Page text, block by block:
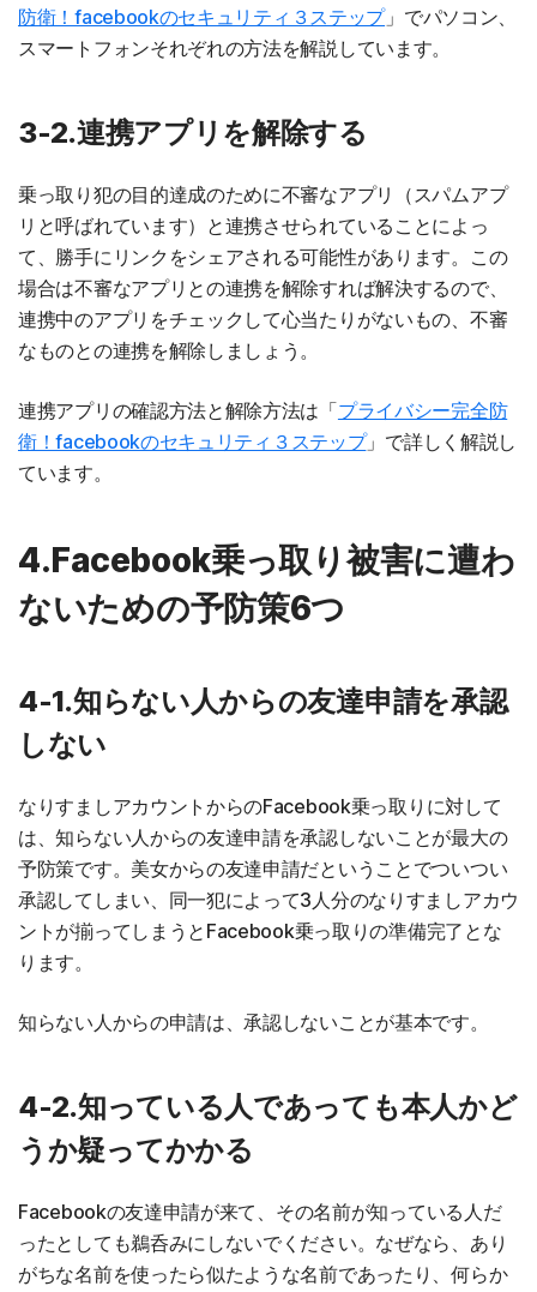
防衛！facebookのセキュリティ３ステップ」でパソコン、
スマートフォンそれぞれの方法を解説しています。
3-2.連携アプリを解除する
乗っ取り犯の目的達成のために不審なアプリ（スパムアプ
リと呼ばれています）と連携させられていることによっ
て、勝手にリンクをシェアされる可能性があります。この
場合は不審なアプリとの連携を解除すれば解決するので、
連携中のアプリをチェックして心当たりがないもの、不審
なものとの連携を解除しましょう。
連携アプリの確認方法と解除方法は「プライバシー完全防
衛！facebookのセキュリティ３ステップ」で詳しく解説し
ています。
4.Facebook乗っ取り被害に遭わ
ないための予防策6つ
4-1.知らない人からの友達申請を承認
しない
なりすましアカウントからのFacebook乗っ取りに対して
は、知らない人からの友達申請を承認しないことが最大の
予防策です。美女からの友達申請だということでついつい
承認してしまい、同一犯によって3人分のなりすましアカウ
ントが揃ってしまうとFacebook乗っ取りの準備完了とな
ります。
知らない人からの申請は、承認しないことが基本です。
4-2.知っている人であっても本人かど
うか疑ってかかる
Facebookの友達申請が来て、その名前が知っている人だ
ったとしても鵜呑みにしないでください。なぜなら、あり
がちな名前を使ったら似たような名前であったり、何らか